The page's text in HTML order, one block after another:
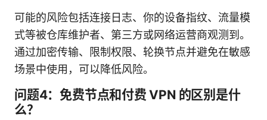
可能的风险包括连接日志、你的设备指纹、流量模
式等被仓库维护者、第三方或网络运营商观测到。
通过加密传输、限制权限、轮换节点并避免在敏感
场景中使用，可以降低风险。
问题4：免费节点和付费 VPN 的区别是什
么？